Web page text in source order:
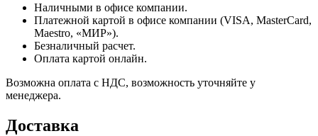
Наличными в офисе компании.
Платежной картой в офисе компании (VISA, MasterCard,
Maestro, «МИР»).
Безналичный расчет.
Оплата картой онлайн.
Возможна оплата с НДС, возможность уточняйте у
менеджера.
Доставка